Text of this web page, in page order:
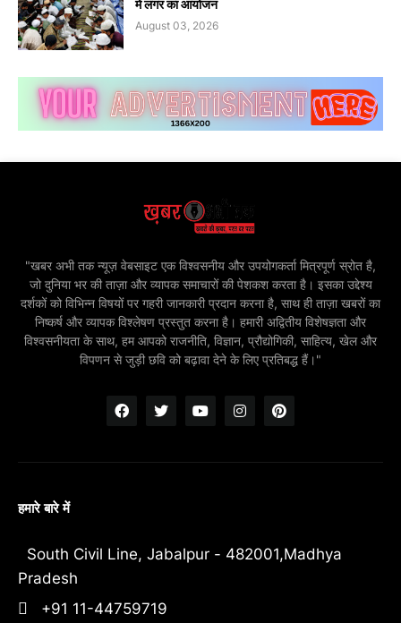
में लंगर का आयोजन
August 03, 2026
"खबर अभी तक न्यूज़ वेबसाइट एक विश्वसनीय और उपयोगकर्ता मित्रपूर्ण स्रोत है,
जो दुनिया भर की ताज़ा और व्यापक समाचारों की पेशकश करता है। इसका उद्देश्य
दर्शकों को विभिन्न विषयों पर गहरी जानकारी प्रदान करना है, साथ ही ताज़ा खबरों का
निष्कर्ष और व्यापक विश्लेषण प्रस्तुत करना है। हमारी अद्वितीय विशेषज्ञता और
विश्वसनीयता के साथ, हम आपको राजनीति, विज्ञान, प्रौद्योगिकी, साहित्य, खेल और
विपणन से जुड़ी छवि को बढ़ावा देने के लिए प्रतिबद्ध हैं।"
हमारे बारे में
South Civil Line, Jabalpur - 482001,Madhya
Pradesh
+91 11-44759719